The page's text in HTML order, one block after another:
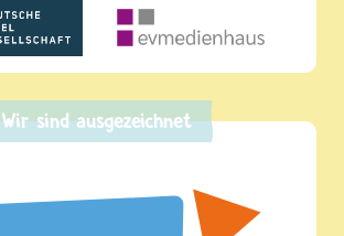
Wir sind ausgezeichnet